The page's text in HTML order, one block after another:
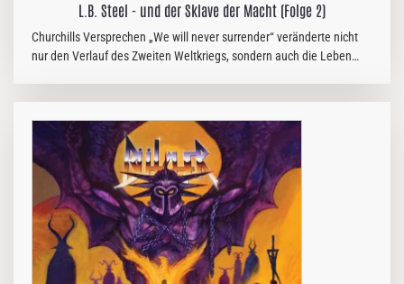
L.B. Steel - und der Sklave der Macht (Folge 2)
Churchills Versprechen „We will never surrender“ veränderte nicht
nur den Verlauf des Zweiten Weltkriegs, sondern auch die Leben